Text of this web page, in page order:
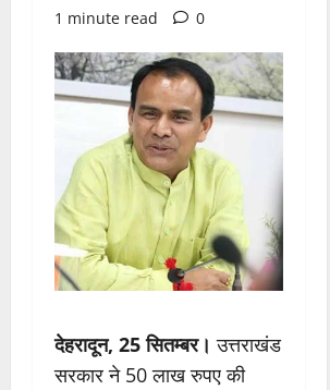
1 minute read
0
देहरादून, 25 सितम्बर। उत्तराखंड
सरकार ने 50 लाख रुपए की